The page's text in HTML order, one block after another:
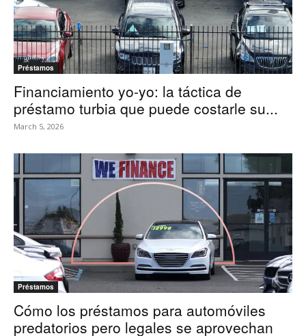
Préstamos
Financiamiento yo-yo: la táctica de
préstamo turbia que puede costarle su...
March 5, 2026
Préstamos
Cómo los préstamos para automóviles
predatorios pero legales se aprovechan